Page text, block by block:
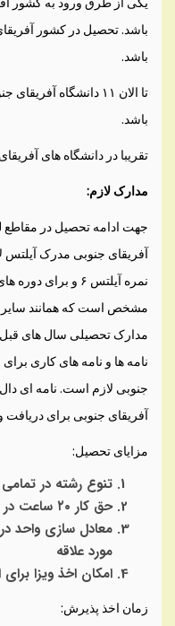
باشد. تحصیل در کشور
باشد.
تا الان ۱۱ دانشگاه
باشد.
تقریبا در دانشگاه های
مدارک لازم:
جهت ادامه تحصیل در
آفریقای جنوبی مدرک آیلتس
مشخص است که همانند سایر
مدارک تحصیلی سال های قبل
نامه ها و نامه های کاری
جنوبی لازم است. نامه ای
آفریقای جنوبی برای
مزایای تحصیل:
تنوع رشته در
حق کار ۲۰ ساعت در هفته
معادل سازی واحد
مورد علاقه
امکان اخذ ویزا
زمان اخذ پذیرش: